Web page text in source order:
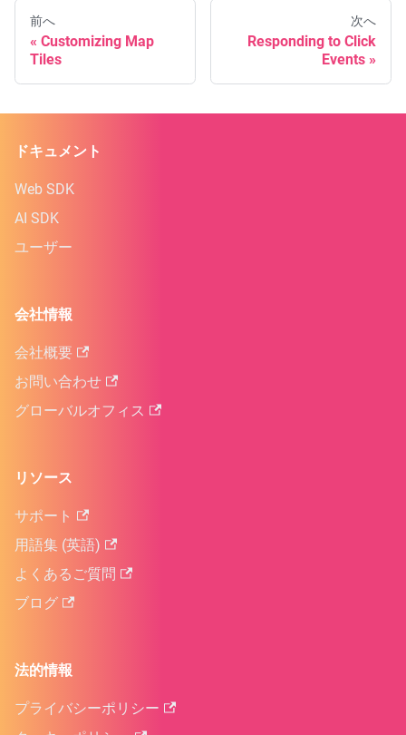
前へ
Customizing Map
Tiles
次へ
Responding to Click
Events
ドキュメント
Web SDK
AI SDK
ユーザー
会社情報
会社概要
お問い合わせ
グローバルオフィス
リソース
サポート
用語集 (英語)
よくあるご質問
ブログ
法的情報
プライバシーポリシー